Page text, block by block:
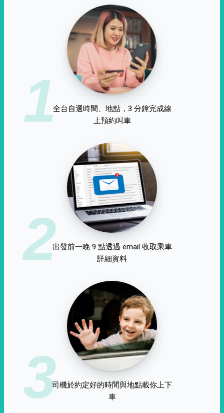
1全台自選時間、地點，3 分鐘完成線
上預約叫車
2出發前一晚 9 點透過 email 收取乘車
詳細資料
3司機於約定好的時間與地點載你上下
車